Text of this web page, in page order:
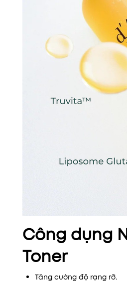
Công dụng
Toner
Tăng cường độ rạng rỡ.